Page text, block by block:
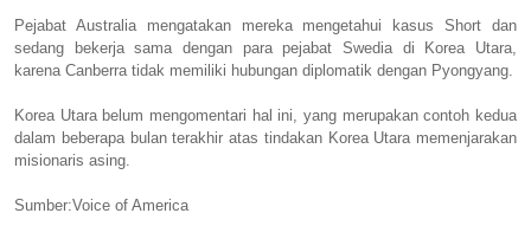
Pejabat Australia mengatakan mereka mengetahui kasus Short dan
sedang bekerja sama dengan para pejabat Swedia di Korea Utara,
karena Canberra tidak memiliki hubungan diplomatik dengan Pyongyang.
Korea Utara belum mengomentari hal ini, yang merupakan contoh kedua
dalam beberapa bulan terakhir atas tindakan Korea Utara memenjarakan
misionaris asing.
Sumber:Voice of America